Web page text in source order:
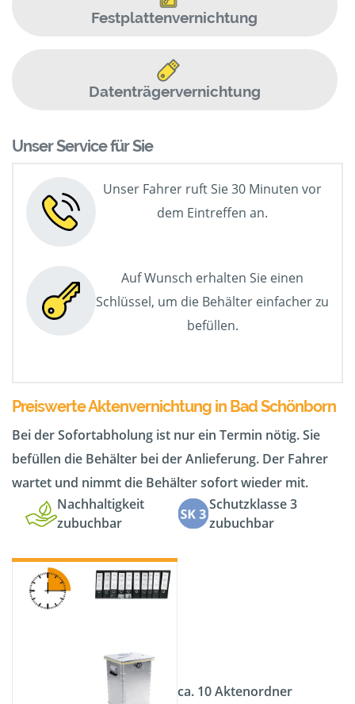
Festplattenvernichtung
Datenträgervernichtung
Unser Service für Sie
Unser Fahrer ruft Sie 30 Minuten vor
dem Eintreffen an.
Auf Wunsch erhalten Sie einen
Schlüssel, um die Behälter einfacher zu
befüllen.
Preiswerte Aktenvernichtung in Bad Schönborn
Bei der Sofortabholung ist nur ein Termin nötig. Sie
befüllen die Behälter bei der Anlieferung. Der Fahrer
wartet und nimmt die Behälter sofort wieder mit.
Nachhaltigkeit
zubuchbar
Schutzklasse 3
zubuchbar
ca. 10 Aktenordner